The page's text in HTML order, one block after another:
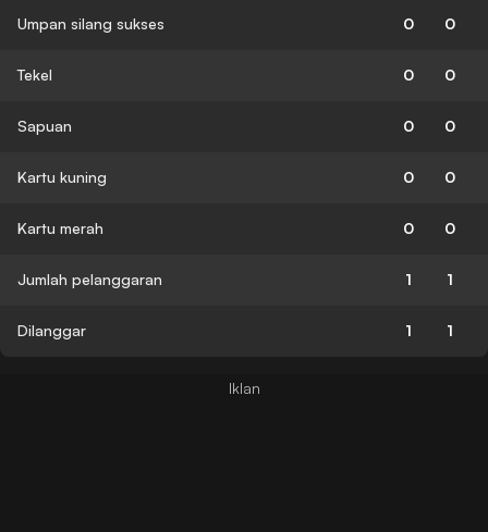
Umpan silang sukses 0 0
Tekel 0 0
Sapuan 0 0
Kartu kuning 0 0
Kartu merah 0 0
Jumlah pelanggaran 1 1
Dilanggar 1 1